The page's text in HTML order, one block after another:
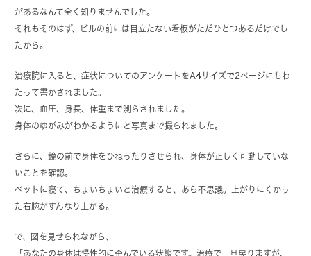
があるなんて全く知りませんでした。
それもそのはず、ビルの前には目立たない看板がただひとつあるだけでし
たから。
治療院に入ると、症状についてのアンケートをA4サイズで2ページにもわ
たって書かされました。
次に、血圧、身長、体重まで測らされました。
身体のゆがみがわかるようにと写真まで撮られました。
さらに、鏡の前で身体をひねったりさせられ、身体が正しく可動していな
いことを確認。
ベットに寝て、ちょいちょいと治療すると、あら不思議。上がりにくかっ
た右腕がすんなり上がる。
で、図を見せられながら、
「あなたの身体は慢性的に歪んでいる状態です。治療で一旦戻りますが、